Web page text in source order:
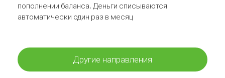
пополнении баланса. Деньги списываются
автоматически один раз в месяц
Другие направления